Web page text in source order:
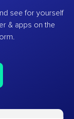
see for yourself
& apps on the